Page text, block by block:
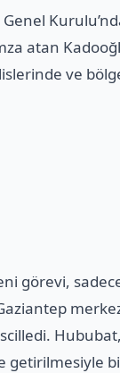
atan
ve
görevi,
getirilmesiyle